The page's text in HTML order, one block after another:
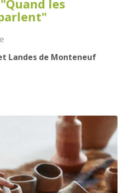
les
Landes de Monteneuf